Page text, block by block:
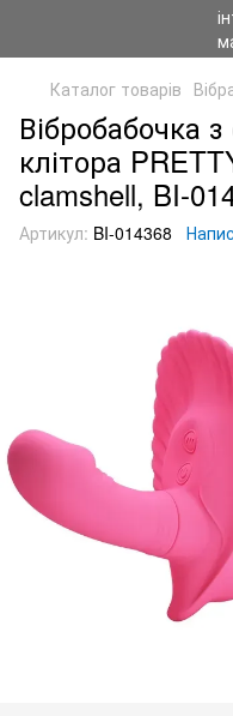
Каталог товарів
Вібробабочка
клітора
clamshell, BI-
Артикул: BI-014368